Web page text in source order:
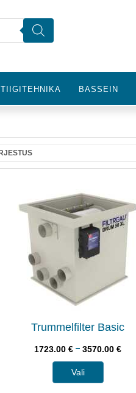
TIIGITEHNIKA BASSEIN
Trummelfilter Basic
1723.00€ – 3570.00€
Vali